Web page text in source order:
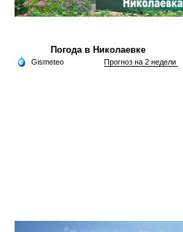
Погода в Николаевке